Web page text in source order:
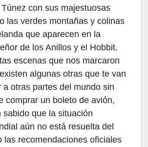
con sus majestuosas
las verdes montañas y colinas
que aparecen en la
de los Anillos y el Hobbit.
escenas que nos marcaron
algunas otras que te van
a otras partes del mundo sin
comprar un boleto de avión,
sabido que la situación
aún no está resuelta del
las recomendaciones oficiales